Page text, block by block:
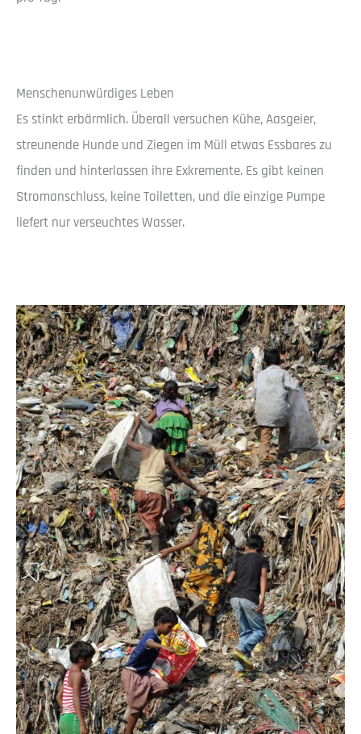
Menschenunwürdiges Leben
Es stinkt erbärmlich. Überall versuchen Kühe, Aasgeier,
streunende Hunde und Ziegen im Müll etwas Essbares zu
finden und hinterlassen ihre Exkremente. Es gibt keinen
Stromanschluss, keine Toiletten, und die einzige Pumpe
liefert nur verseuchtes Wasser.